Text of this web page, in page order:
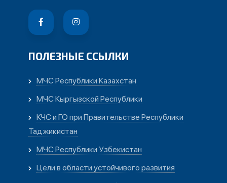
ПОЛЕЗНЫЕ ССЫЛКИ
МЧС Республики Казахстан
МЧС Кыргызской Республики
КЧС и ГО при Правительстве Республики
Таджикистан
МЧС Республики Узбекистан
Цели в области устойчивого развития